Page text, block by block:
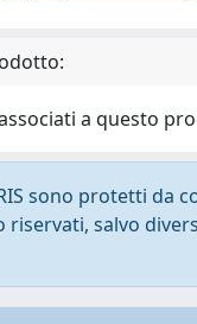
a questo
sono protetti da
salvo